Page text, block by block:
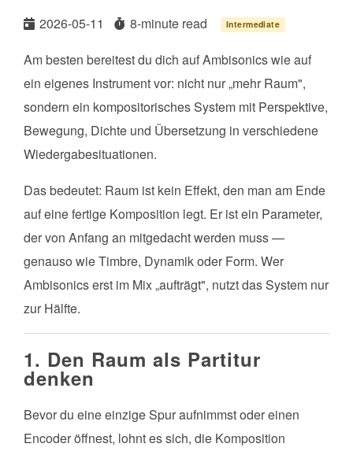
2026-05-11 8-minute read Intermediate
Am besten bereitest du dich auf Ambisonics wie auf
ein eigenes Instrument vor: nicht nur „mehr Raum",
sondern ein kompositorisches System mit Perspektive,
Bewegung, Dichte und Übersetzung in verschiedene
Wiedergabesituationen.
Das bedeutet: Raum ist kein Effekt, den man am Ende
auf eine fertige Komposition legt. Er ist ein Parameter,
der von Anfang an mitgedacht werden muss —
genauso wie Timbre, Dynamik oder Form. Wer
Ambisonics erst im Mix „aufträgt", nutzt das System nur
zur Hälfte.
1. Den Raum als Partitur
denken
Bevor du eine einzige Spur aufnimmst oder einen
Encoder öffnest, lohnt es sich, die Komposition